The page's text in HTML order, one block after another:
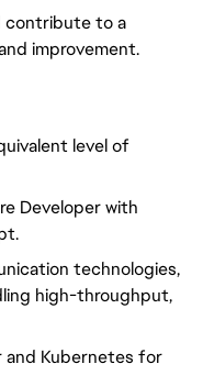
contribute to a
improvement.
level of
Developer with
technologies,
high-throughput,
and Kubernetes for